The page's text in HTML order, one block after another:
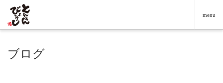
menu
ブログ